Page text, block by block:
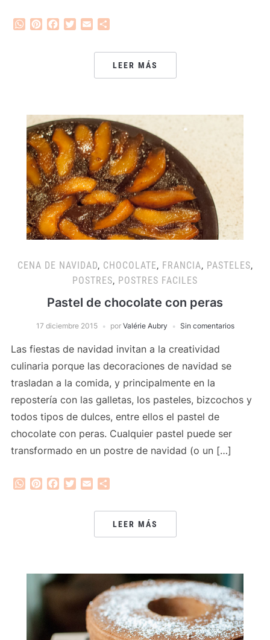
WhatsApp
PinterestFacebook
Twitter
Email
LEER MÁS
CENA DE NAVIDAD, CHOCOLATE, FRANCIA, PASTELES,
POSTRES, POSTRES FACILES
Pastel de chocolate con peras
17 diciembre 2015 por Valérie Aubry Sin comentarios
Las fiestas de navidad invitan a la creatividad
culinaria porque las decoraciones de navidad se
trasladan a la comida, y principalmente en la
repostería con las galletas, los pasteles, bizcochos y
todos tipos de dulces, entre ellos el pastel de
chocolate con peras. Cualquier pastel puede ser
transformado en un postre de navidad (o un […]
WhatsApp
PinterestFacebook
Twitter
Email
LEER MÁS